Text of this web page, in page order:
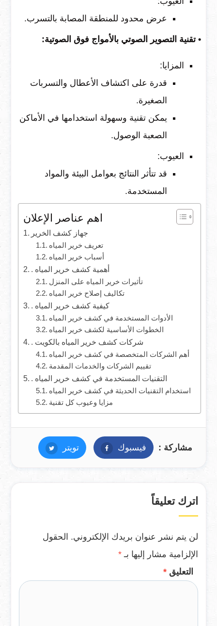
عرض محدود للمنطقة المصابة بالتسرب.
• تقنية التصوير الصوتي بالأمواج فوق الصوتية:
المزايا:
قدرة على اكتشاف الأعطال والتسربات
الصغيرة.
يمكن تقنية وسهولة استخدامها في الأماكن
الصعبة الوصول.
العيوب:
قد تتأثر النتائج بعوامل البيئة والمواد
المستخدمة.
اهم عناصر الإعلان
جهاز كشف الخرير
تعريف خرير المياه
أسباب خرير المياه
. أهمية كشف خرير المياه
تأثيرات خرير المياه على المنزل
تكاليف إصلاح خرير المياه
. كيفية كشف خرير المياه
الأدوات المستخدمة في كشف خرير المياه
الخطوات الأساسية لكشف خرير المياه
. شركات كشف خرير المياه بالكويت
أهم الشركات المتخصصة في كشف خرير المياه
تقييم الشركات والخدمات المقدمة
. التقنيات المستخدمة في كشف خرير المياه
استخدام التقنيات الحديثة في كشف خرير المياه
مزايا وعيوب كل تقنية
مشاركة : فيسبوك فيسبوكتويتر تويتر
اترك تعليقاً
لن يتم نشر عنوان بريدك الإلكتروني. الحقول
الإلزامية مشار إليها بـ *
التعليق *